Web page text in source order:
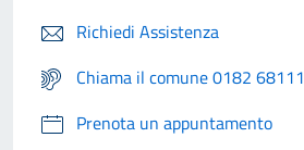
Richiedi Assistenza
Chiama il comune 0182 68111
Prenota un appuntamento